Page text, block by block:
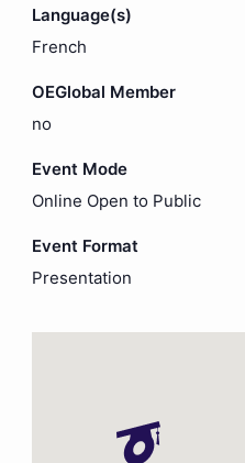
Language(s)
French
OEGlobal Member
no
Event Mode
Online Open to Public
Event Format
Presentation